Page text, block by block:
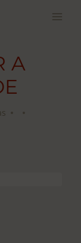
A